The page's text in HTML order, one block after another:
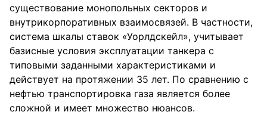
существование монопольных секторов и
внутрикорпоративных взаимосвязей. В частности,
система шкалы ставок «Уорлдскейл», учитывает
базисные условия эксплуатации танкера с
типовыми заданными характеристиками и
действует на протяжении 35 лет. По сравнению с
нефтью транспортировка газа является более
сложной и имеет множество нюансов.